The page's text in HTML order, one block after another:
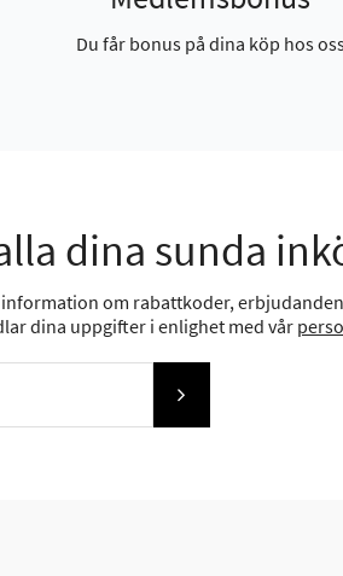
Du får bonus på dina köp hos
dina sunda
om rabattkoder,
dina uppgifter i enlighet med vår